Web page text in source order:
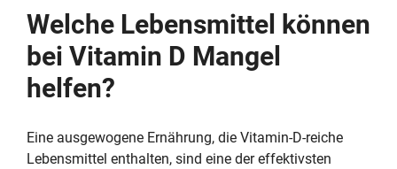
Welche Lebensmittel können
bei Vitamin D Mangel
helfen?
Eine ausgewogene Ernährung, die Vitamin-D-reiche
Lebensmittel enthalten, sind eine der effektivsten